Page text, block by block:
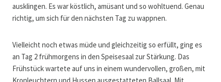
ausklingen. Es war köstlich, amüsant und so wohltuend. Genau
richtig, um sich für den nächsten Tag zu wappnen.
Vielleicht noch etwas müde und gleichzeitig so erfüllt, ging es
an Tag 2 frühmorgens in den Speisesaal zur Stärkung. Das
Frühstück wartete auf uns in einem wundervollen, großen, mit